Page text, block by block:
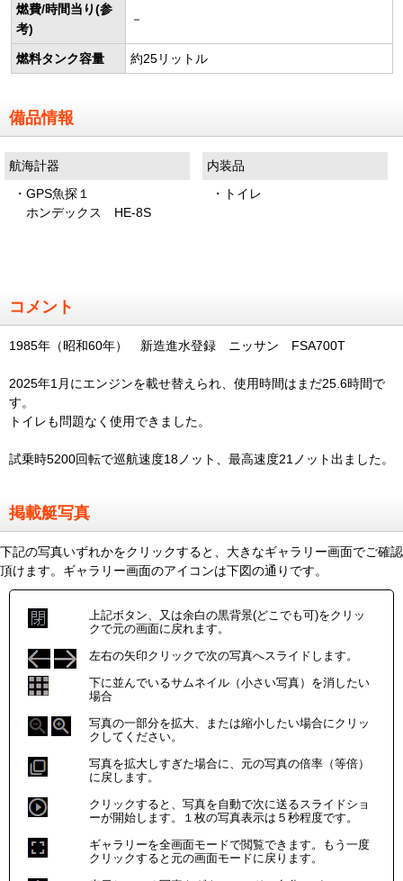
燃費/時間当り(参
考)
－
燃料タンク容量 約25リットル
備品情報
航海計器
・GPS魚探１
ホンデックス HE-8S
内装品
・トイレ
コメント
1985年（昭和60年） 新造進水登録 ニッサン FSA700T
2025年1月にエンジンを載せ替えられ、使用時間はまだ25.6時間で
す。
トイレも問題なく使用できました。
試乗時5200回転で巡航速度18ノット、最高速度21ノット出ました。
掲載艇写真
下記の写真いずれかをクリックすると、大きなギャラリー画面でご確認
頂けます。ギャラリー画面のアイコンは下図の通りです。
上記ボタン、又は余白の黒背景(どこでも可)をクリッ
クで元の画面に戻れます。
左右の矢印クリックで次の写真へスライドします。
下に並んでいるサムネイル（小さい写真）を消したい
場合
写真の一部分を拡大、または縮小したい場合にクリッ
クしてください。
写真を拡大しすぎた場合に、元の写真の倍率（等倍）
に戻します。
クリックすると、写真を自動で次に送るスライドショ
ーが開始します。１枚の写真表示は５秒程度です。
ギャラリーを全画面モードで閲覧できます。もう一度
クリックすると元の画面モードに戻ります。